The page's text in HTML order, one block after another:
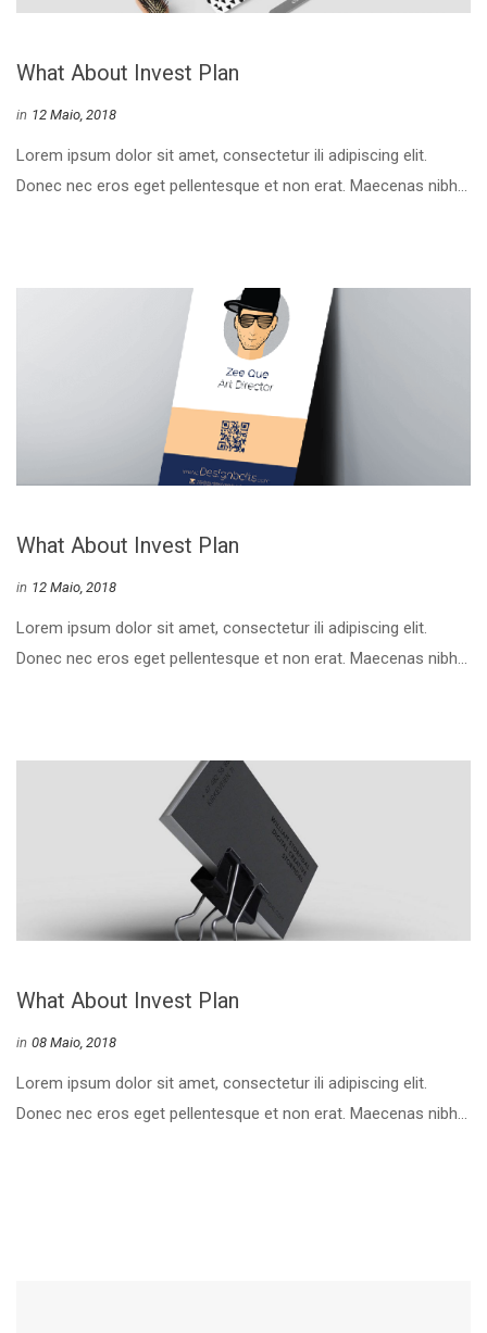
What About Invest Plan
in 12 Maio, 2018
Lorem ipsum dolor sit amet, consectetur ili adipiscing elit.
Donec nec eros eget pellentesque et non erat. Maecenas nibh...
What About Invest Plan
in 12 Maio, 2018
Lorem ipsum dolor sit amet, consectetur ili adipiscing elit.
Donec nec eros eget pellentesque et non erat. Maecenas nibh...
What About Invest Plan
in 08 Maio, 2018
Lorem ipsum dolor sit amet, consectetur ili adipiscing elit.
Donec nec eros eget pellentesque et non erat. Maecenas nibh...